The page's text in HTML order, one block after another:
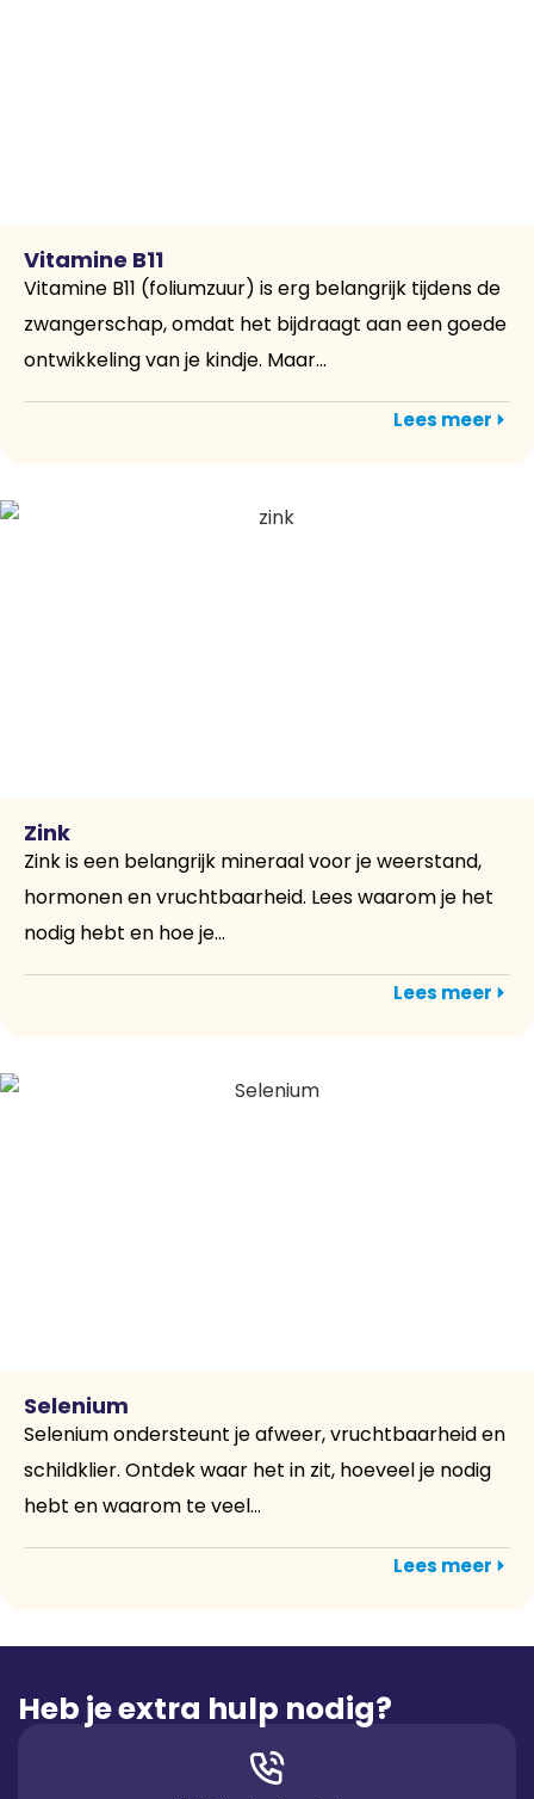
Vitamine B11
Vitamine B11 (foliumzuur) is erg belangrijk tijdens de
zwangerschap, omdat het bijdraagt aan een goede
ontwikkeling van je kindje. Maar...
Lees meer
Zink
Zink is een belangrijk mineraal voor je weerstand,
hormonen en vruchtbaarheid. Lees waarom je het
nodig hebt en hoe je...
Lees meer
Selenium
Selenium ondersteunt je afweer, vruchtbaarheid en
schildklier. Ontdek waar het in zit, hoeveel je nodig
hebt en waarom te veel...
Lees meer
Heb je extra hulp nodig?